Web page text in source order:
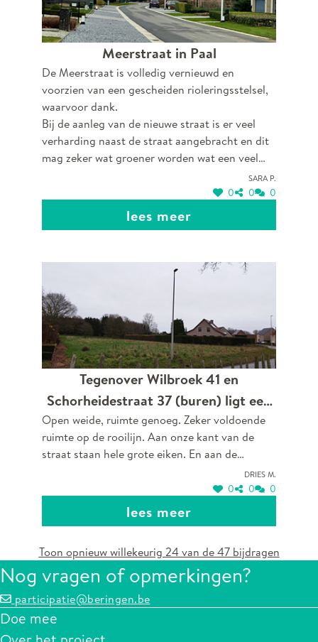
Meerstraat in Paal
De Meerstraat is volledig vernieuwd en
voorzien van een gescheiden rioleringsstelsel,
waarvoor dank.
Bij de aanleg van de nieuwe straat is er veel
verharding naast de straat aangebracht en dit
mag zeker wat groener worden wat een veel
aangenamer klimaat zou geven voor zowel de
bewoners als de vele wandelaars die in het
centrum wonen en hun dagelijkse wandeling
maken en voor de wandelaars die naar het
Sara P.
0 0 0
lees meer
Tegenover Wilbroek 41 en
Schorheidestraat 37 (buren) ligt een
wei. Op de rooilijn zouden perfect
bomen gepland kunnen worden.
Open weide, ruimte genoeg. Zeker voldoende
ruimte op de rooilijn. Aan onze kant van de
straat staan hele grote eiken. En aan de
overkant dus niets. Zou een mooi tegenspel
geven. Ikzelf ben imker dus ik kan bomen,
vooral bijvriendelijke bomen zoals de linde,
acacia of esdoorn alleen maar proberen te
Dries M.
0 0 0
lees meer
Toon opnieuw willekeurig 24 van de 47 bijdragen
Nog vragen of opmerkingen?
participatie@beringen.be
Doe mee